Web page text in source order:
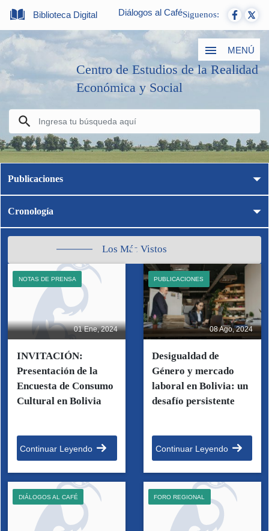
Biblioteca Digital Diálogos al CaféSiguenos:
MENÚ
Centro de Estudios de la Realidad
Económica y Social
Publicaciones
Cronología
Los Más Vistos
01 Ene, 2024
NOTAS DE PRENSA
INVITACIÓN:
Presentación de la
Encuesta de Consumo
Cultural en Bolivia
Continuar Leyendo
08 Ago, 2024
PUBLICACIONES
Desigualdad de
Género y mercado
laboral en Bolivia: un
desafío persistente
Continuar Leyendo
DIÁLOGOS AL CAFÉ FORO REGIONAL